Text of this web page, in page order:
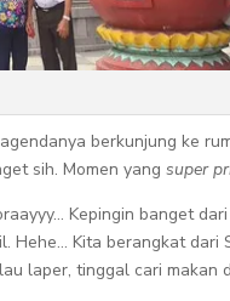
berkunjung ke
sih. Momen yangsuper
Kepingin banget
Hehe… Kita berangkat
laper, tinggal cari